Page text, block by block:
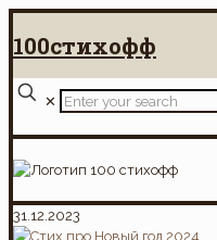
100стихофф
✕
31.12.2023